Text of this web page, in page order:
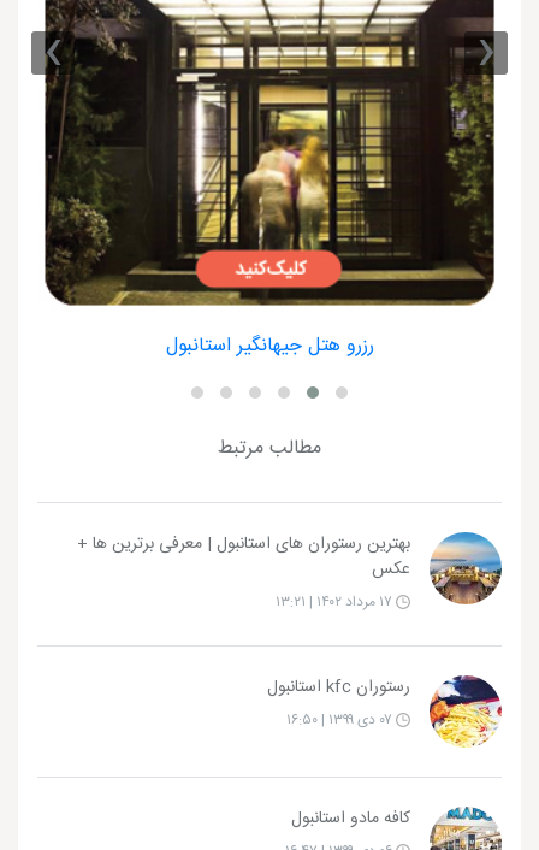
رزرو هتل جیهانگیر استانبول
‹
›
مطالب مرتبط
بهترین رستوران های استانبول | معرفی برترین ها +
عکس
رستوران kfc استانبول
کافه مادو استانبول